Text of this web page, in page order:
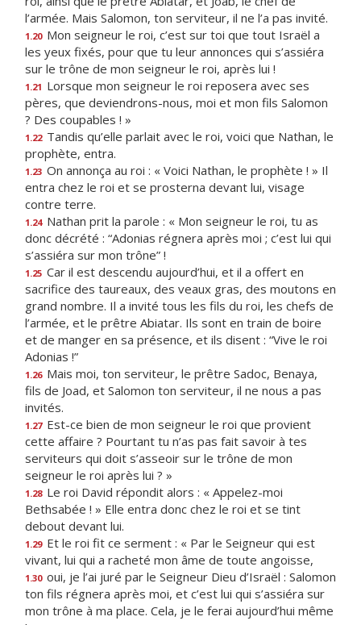
l’armée. Mais Salomon, ton serviteur, il ne l’a pas invité.
1.20 Mon seigneur le roi, c’est sur toi que tout Israël a
les yeux fixés, pour que tu leur annonces qui s’assiéra
sur le trône de mon seigneur le roi, après lui !
1.21 Lorsque mon seigneur le roi reposera avec ses
pères, que deviendrons-nous, moi et mon fils Salomon
? Des coupables ! »
1.22 Tandis qu’elle parlait avec le roi, voici que Nathan, le
prophète, entra.
1.23 On annonça au roi : « Voici Nathan, le prophète ! » Il
entra chez le roi et se prosterna devant lui, visage
contre terre.
1.24 Nathan prit la parole : « Mon seigneur le roi, tu as
donc décrété : “Adonias régnera après moi ; c’est lui qui
s’assiéra sur mon trône” !
1.25 Car il est descendu aujourd’hui, et il a offert en
sacrifice des taureaux, des veaux gras, des moutons en
grand nombre. Il a invité tous les fils du roi, les chefs de
l’armée, et le prêtre Abiatar. Ils sont en train de boire
et de manger en sa présence, et ils disent : “Vive le roi
Adonias !”
1.26 Mais moi, ton serviteur, le prêtre Sadoc, Benaya,
fils de Joad, et Salomon ton serviteur, il ne nous a pas
invités.
1.27 Est-ce bien de mon seigneur le roi que provient
cette affaire ? Pourtant tu n’as pas fait savoir à tes
serviteurs qui doit s’asseoir sur le trône de mon
seigneur le roi après lui ? »
1.28 Le roi David répondit alors : « Appelez-moi
Bethsabée ! » Elle entra donc chez le roi et se tint
debout devant lui.
1.29 Et le roi fit ce serment : « Par le Seigneur qui est
vivant, lui qui a racheté mon âme de toute angoisse,
1.30 oui, je l’ai juré par le Seigneur Dieu d’Israël : Salomon
ton fils régnera après moi, et c’est lui qui s’assiéra sur
mon trône à ma place. Cela, je le ferai aujourd’hui même